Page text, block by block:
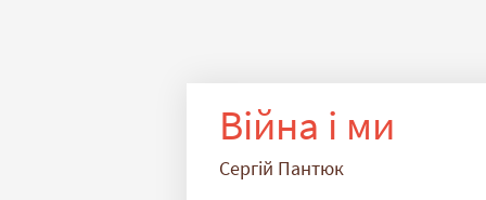
Війна і ми
Сергій Пантюк